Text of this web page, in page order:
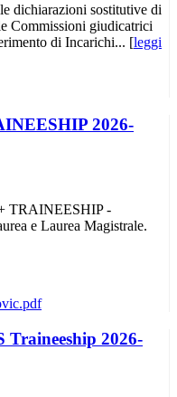
dichiarazioni sostitutive di
Commissioni giudicatrici
di Incarichi... [leggi
2026-
TRAINEESHIP -
e Laurea Magistrale.
Traineeship 2026-